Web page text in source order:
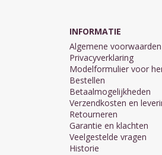
INFORMATIE
Algemene voorwaarden
Privacyverklaring
Modelformulier voor
Bestellen
Betaalmogelijkheden
Verzendkosten en
Retourneren
Garantie en klachten
Veelgestelde vragen
Historie